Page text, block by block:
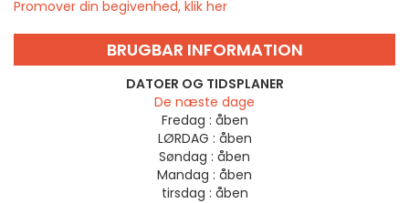
Promover din begivenhed, klik her
BRUGBAR INFORMATION
DATOER OG TIDSPLANER
De næste dage
Fredag : åben
LØRDAG : åben
Søndag : åben
Mandag : åben
tirsdag : åben